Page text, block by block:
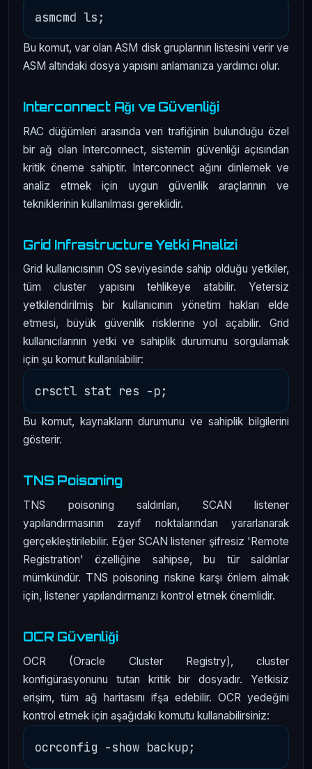
Bu komut, var olan ASM disk gruplarının listesini verir ve
ASM altındaki dosya yapısını anlamanıza yardımcı olur.
Interconnect Ağı ve Güvenliği
RAC düğümleri arasında veri trafiğinin bulunduğu özel
bir ağ olan Interconnect, sistemin güvenliği açısından
kritik öneme sahiptir. Interconnect ağını dinlemek ve
analiz etmek için uygun güvenlik araçlarının ve
tekniklerinin kullanılması gereklidir.
Grid Infrastructure Yetki Analizi
Grid kullanıcısının OS seviyesinde sahip olduğu yetkiler,
tüm cluster yapısını tehlikeye atabilir. Yetersiz
yetkilendirilmiş bir kullanıcının yönetim hakları elde
etmesi, büyük güvenlik risklerine yol açabilir. Grid
kullanıcılarının yetki ve sahiplik durumunu sorgulamak
için şu komut kullanılabilir:
Bu komut, kaynakların durumunu ve sahiplik bilgilerini
gösterir.
TNS Poisoning
TNS poisoning saldırıları, SCAN listener
yapılandırmasının zayıf noktalarından yararlanarak
gerçekleştirilebilir. Eğer SCAN listener şifresiz 'Remote
Registration' özelliğine sahipse, bu tür saldırılar
mümkündür. TNS poisoning riskine karşı önlem almak
için, listener yapılandırmanızı kontrol etmek önemlidir.
OCR Güvenliği
OCR (Oracle Cluster Registry), cluster
konfigürasyonunu tutan kritik bir dosyadır. Yetkisiz
erişim, tüm ağ haritasını ifşa edebilir. OCR yedeğini
kontrol etmek için aşağıdaki komutu kullanabilirsiniz: